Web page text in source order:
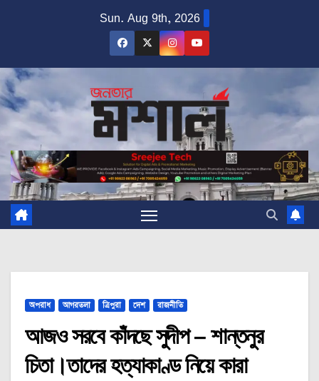
Sun. Aug 9th, 2026
অপরাধ আগরতলা ত্রিপুরা দেশ রাজনীতি
আজও সরবে কাঁদছে সুদীপ – শান্তনুর
চিতা।তাদের হত্যাকাণ্ড নিয়ে কারা